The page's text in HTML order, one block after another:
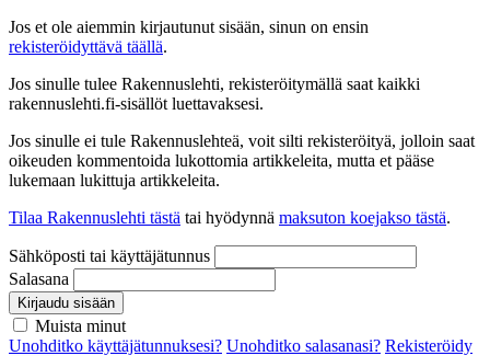
Jos et ole aiemmin kirjautunut sisään, sinun on ensin
rekisteröidyttävä täällä.
Jos sinulle tulee Rakennuslehti, rekisteröitymällä saat kaikki
rakennuslehti.fi-sisällöt luettavaksesi.
Jos sinulle ei tule Rakennuslehteä, voit silti rekisteröityä, jolloin saat
oikeuden kommentoida lukottomia artikkeleita, mutta et pääse
lukemaan lukittuja artikkeleita.
Tilaa Rakennuslehti tästä tai hyödynnä maksuton koejakso tästä.
Sähköposti tai käyttäjätunnus
Salasana
Kirjaudu sisään
Muista minut
Unohditko käyttäjätunnuksesi? Unohditko salasanasi? Rekisteröidy